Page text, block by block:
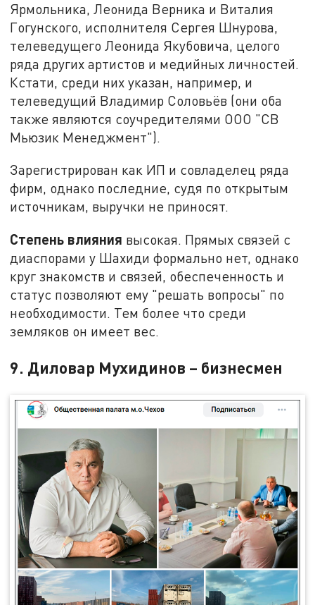
Ярмольника, Леонида Верника и Виталия
Гогунского, исполнителя Сергея Шнурова,
телеведущего Леонида Якубовича, целого
ряда других артистов и медийных личностей.
Кстати, среди них указан, например, и
телеведущий Владимир Соловьёв (они оба
также являются соучредителями ООО "СВ
Мьюзик Менеджмент").
Зарегистрирован как ИП и совладелец ряда
фирм, однако последние, судя по открытым
источникам, выручки не приносят.
Степень влияния высокая. Прямых связей с
диаспорами у Шахиди формально нет, однако
круг знакомств и связей, обеспеченность и
статус позволяют ему "решать вопросы" по
необходимости. Тем более что среди
земляков он имеет вес.
9. Диловар Мухидинов – бизнесмен